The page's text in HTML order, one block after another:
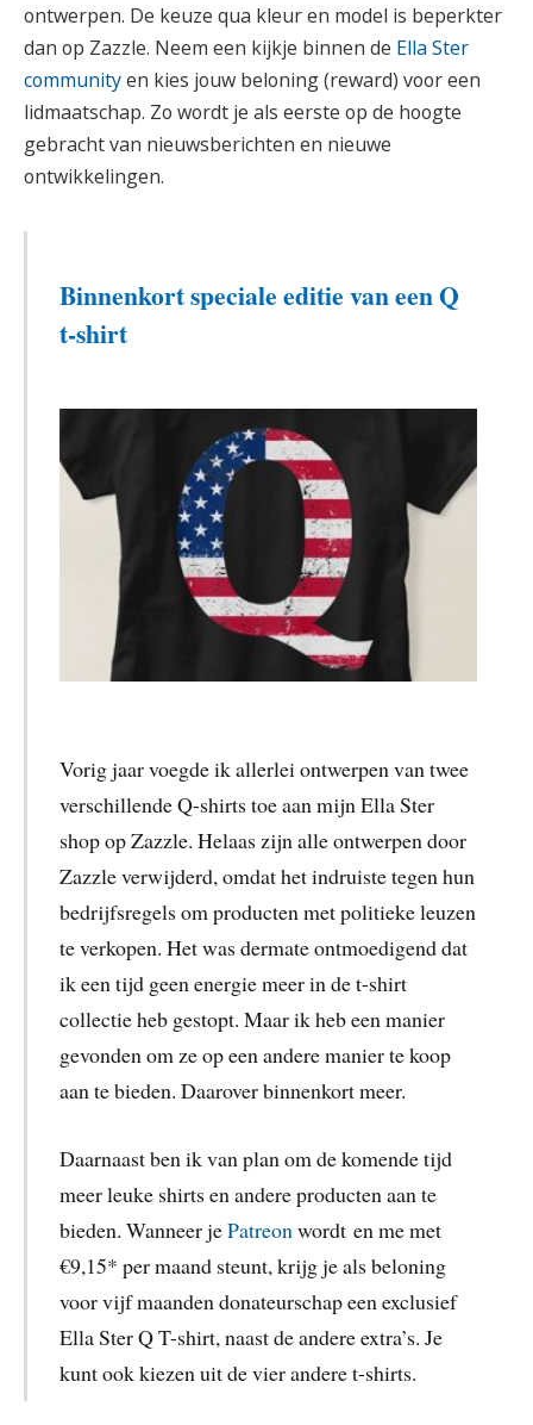
ontwerpen. De keuze qua kleur en model is beperkter
dan op Zazzle. Neem een kijkje binnen de Ella Ster
communityen kies jouw beloning (reward) voor een
lidmaatschap. Zo wordt je als eerste op de hoogte
gebracht van nieuwsberichten en nieuwe
ontwikkelingen.
Binnenkort speciale editie van een Q
t-shirt
Vorig jaar voegde ik allerlei ontwerpen van twee
verschillende Q-shirts toe aan mijn Ella Ster
shop op Zazzle. Helaas zijn alle ontwerpen door
Zazzle verwijderd, omdat het indruiste tegen hun
bedrijfsregels om producten met politieke leuzen
te verkopen. Het was dermate ontmoedigend dat
ik een tijd geen energie meer in de t-shirt
collectie heb gestopt. Maar ik heb een manier
gevonden om ze op een andere manier te koop
aan te bieden. Daarover binnenkort meer.
Daarnaast ben ik van plan om de komende tijd
meer leuke shirts en andere producten aan te
bieden. Wanneer jePatreonwordt en me met
€9,15* per maand steunt, krijg je als beloning
voor vijf maanden donateurschap een exclusief
Ella Ster Q T-shirt, naast de andere extra’s. Je
kunt ook kiezen uit de vier andere t-shirts.